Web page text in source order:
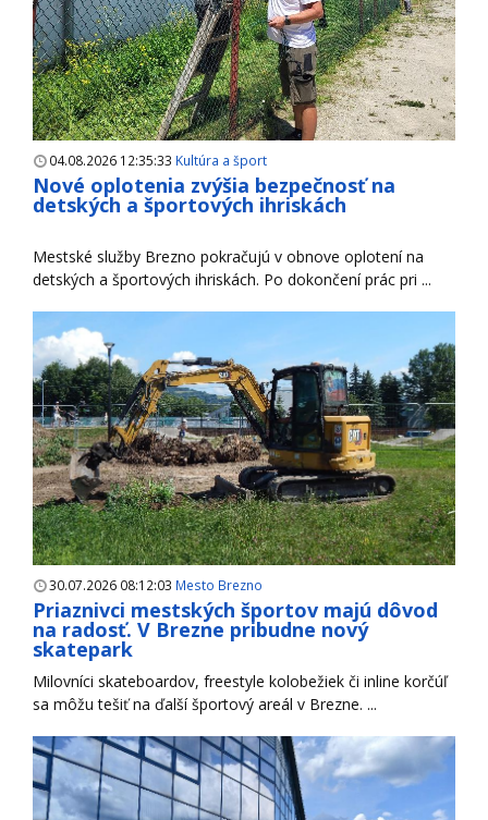
04.08.2026 12:35:33 Kultúra a šport
Nové oplotenia zvýšia bezpečnosť na
detských a športových ihriskách
Mestské služby Brezno pokračujú v obnove oplotení na
detských a športových ihriskách. Po dokončení prác pri ...
30.07.2026 08:12:03 Mesto Brezno
Priaznivci mestských športov majú dôvod
na radosť. V Brezne pribudne nový
skatepark
Milovníci skateboardov, freestyle kolobežiek či inline korčúľ
sa môžu tešiť na ďalší športový areál v Brezne. ...